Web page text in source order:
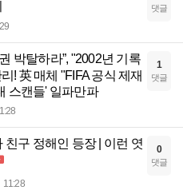
댓글
박탈하라”, "2002년 기록
! 英 매체 "FIFA 공식 제재
스캔들' 일파만파
1
댓글
친구 정해인 등장 | 이런 엿
11:28
0
댓글